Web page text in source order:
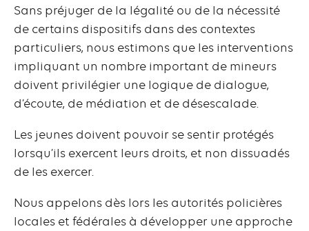
Sans préjuger de la légalité ou de la nécessité
de certains dispositifs dans des contextes
particuliers, nous estimons que les interventions
impliquant un nombre important de mineurs
doivent privilégier une logique de dialogue,
d’écoute, de médiation et de désescalade.
Les jeunes doivent pouvoir se sentir protégés
lorsqu’ils exercent leurs droits, et non dissuadés
de les exercer.
Nous appelons dès lors les autorités policières
locales et fédérales à développer une approche